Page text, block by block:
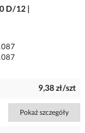
D/12 |
9,38 zł/szt
Pokaż szczegóły